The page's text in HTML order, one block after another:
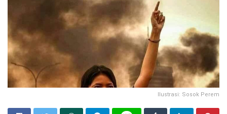
Ilustrasi: Sosok Perem